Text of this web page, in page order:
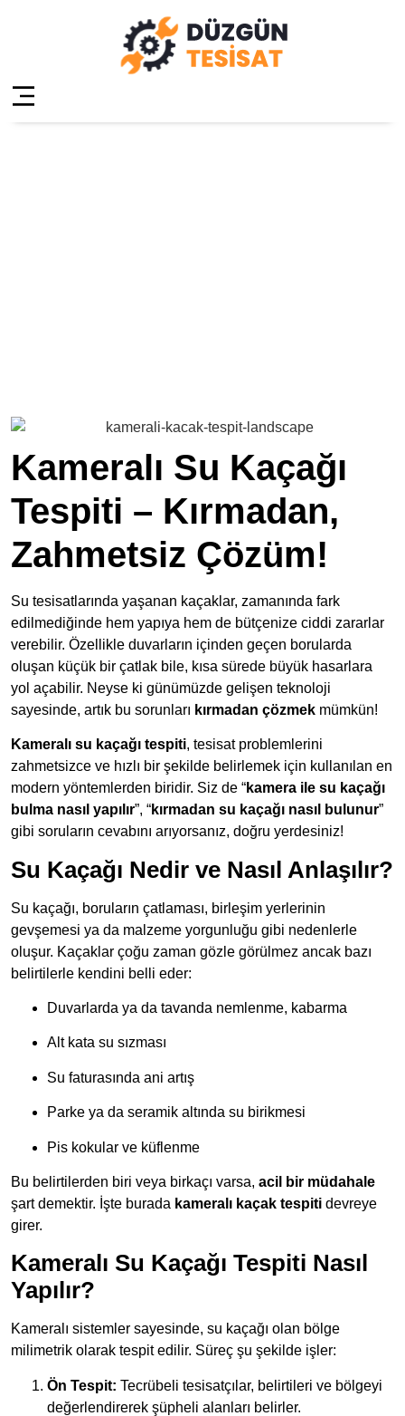
Kameralı Su Kaçağı
Tespiti – Kırmadan,
Zahmetsiz Çözüm!
Su tesisatlarında yaşanan kaçaklar, zamanında fark
edilmediğinde hem yapıya hem de bütçenize ciddi zararlar
verebilir. Özellikle duvarların içinden geçen borularda
oluşan küçük bir çatlak bile, kısa sürede büyük hasarlara
yol açabilir. Neyse ki günümüzde gelişen teknoloji
sayesinde, artık bu sorunları kırmadan çözmek mümkün!
Kameralı su kaçağı tespiti, tesisat problemlerini
zahmetsizce ve hızlı bir şekilde belirlemek için kullanılan en
modern yöntemlerden biridir. Siz de “kamera ile su kaçağı
bulma nasıl yapılır”, “kırmadan su kaçağı nasıl bulunur”
gibi soruların cevabını arıyorsanız, doğru yerdesiniz!
Su Kaçağı Nedir ve Nasıl Anlaşılır?
Su kaçağı, boruların çatlaması, birleşim yerlerinin
gevşemesi ya da malzeme yorgunluğu gibi nedenlerle
oluşur. Kaçaklar çoğu zaman gözle görülmez ancak bazı
belirtilerle kendini belli eder:
Duvarlarda ya da tavanda nemlenme, kabarma
Alt kata su sızması
Su faturasında ani artış
Parke ya da seramik altında su birikmesi
Pis kokular ve küflenme
Bu belirtilerden biri veya birkaçı varsa, acil bir müdahale
şart demektir. İşte burada kameralı kaçak tespiti devreye
girer.
Kameralı Su Kaçağı Tespiti Nasıl
Yapılır?
Kameralı sistemler sayesinde, su kaçağı olan bölge
milimetrik olarak tespit edilir. Süreç şu şekilde işler:
Ön Tespit: Tecrübeli tesisatçılar, belirtileri ve bölgeyi
değerlendirerek şüpheli alanları belirler.